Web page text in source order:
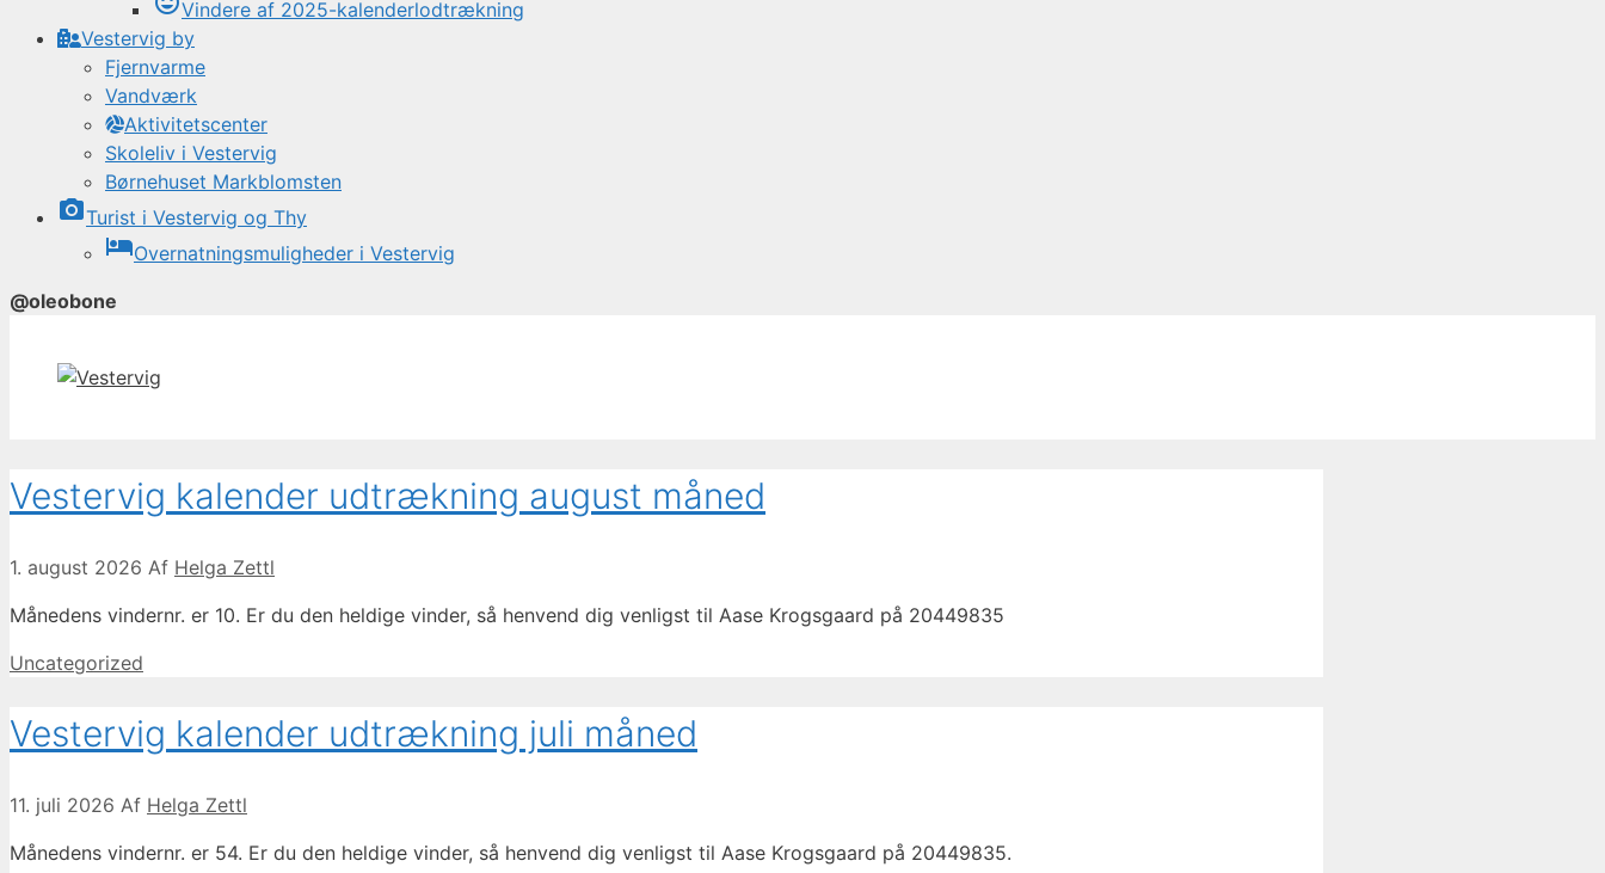
Vindere af 2025-kalenderlodtrækning
Vestervig by
Fjernvarme
Vandværk
Aktivitetscenter
Skoleliv i Vestervig
Børnehuset Markblomsten
photo_cameraTurist i Vestervig og Thy
local_hotelOvernatningsmuligheder i Vestervig
@oleobone
indhold
Vestervig kalender udtrækning august måned
1. august 2026 Af Helga Zettl
Månedens vindernr. er 10. Er du den heldige vinder, så henvend dig venligst til Aase Krogsgaard på 20449835
Kategorier
Uncategorized
Vestervig kalender udtrækning juli måned
11. juli 2026 Af Helga Zettl
Månedens vindernr. er 54. Er du den heldige vinder, så henvend dig venligst til Aase Krogsgaard på 20449835.